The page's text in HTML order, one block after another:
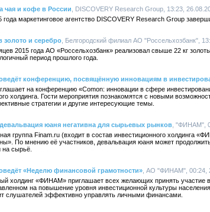
чая и кофе в России , DISCOVERY Research Group, 13:23,
года маркетинговое агентство DISCOVERY Research Group
золото и серебро , Белгородский филиал АО "Россельхозбанк",
2015 года АО «Россельхозбанк» реализовал свыше 22 кг
период прошлого года.
конференцию, посвящённую инновациям в
на конференцию «Comon: инновации в сфере
холдинга. Гости мероприятия познакомятся с новыми
стратегии и другие интересующие темы.
юаня негативна для сырьевых рынков , "ФИНАМ",
группа Finam.ru (входит в состав инвестиционного холдинга
По мнению её участников, девальвация юаня может
на сырьё.
«Неделю финансовой грамотности» , АО "ФИНАМ", 00:24,
холдинг «ФИНАМ» приглашает всех желающих принять участие
на повышение уровня инвестиционной культуры
слушателей эффективно управлять личными финансами.